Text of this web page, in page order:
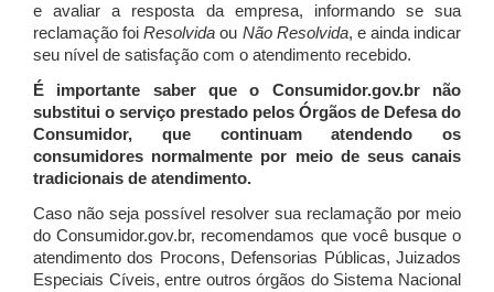
e avaliar a resposta da empresa, informando se sua
reclamação foiResolvida ou Não Resolvida, e ainda indicar
seu nível de satisfação com o atendimento recebido.
É importante saber que o Consumidor.gov.br não
substitui o serviço prestado pelos Órgãos de Defesa do
Consumidor, que continuam atendendo os
consumidores normalmente por meio de seus canais
tradicionais de atendimento.
Caso não seja possível resolver sua reclamação por meio
do Consumidor.gov.br, recomendamos que você busque o
atendimento dos Procons, Defensorias Públicas, Juizados
Especiais Cíveis, entre outros órgãos do Sistema Nacional